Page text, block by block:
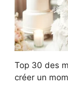
Top 30 des
créer un